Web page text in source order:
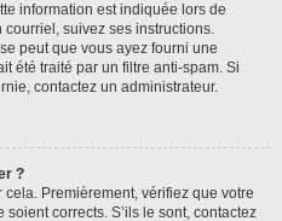
information est indiquée lors de
courriel, suivez ses instructions.
peut que vous ayez fourni une
été traité par un filtre anti-spam. Si
contactez un administrateur.
?
Premièrement, vérifiez que votre
corrects. S’ils le sont, contactez